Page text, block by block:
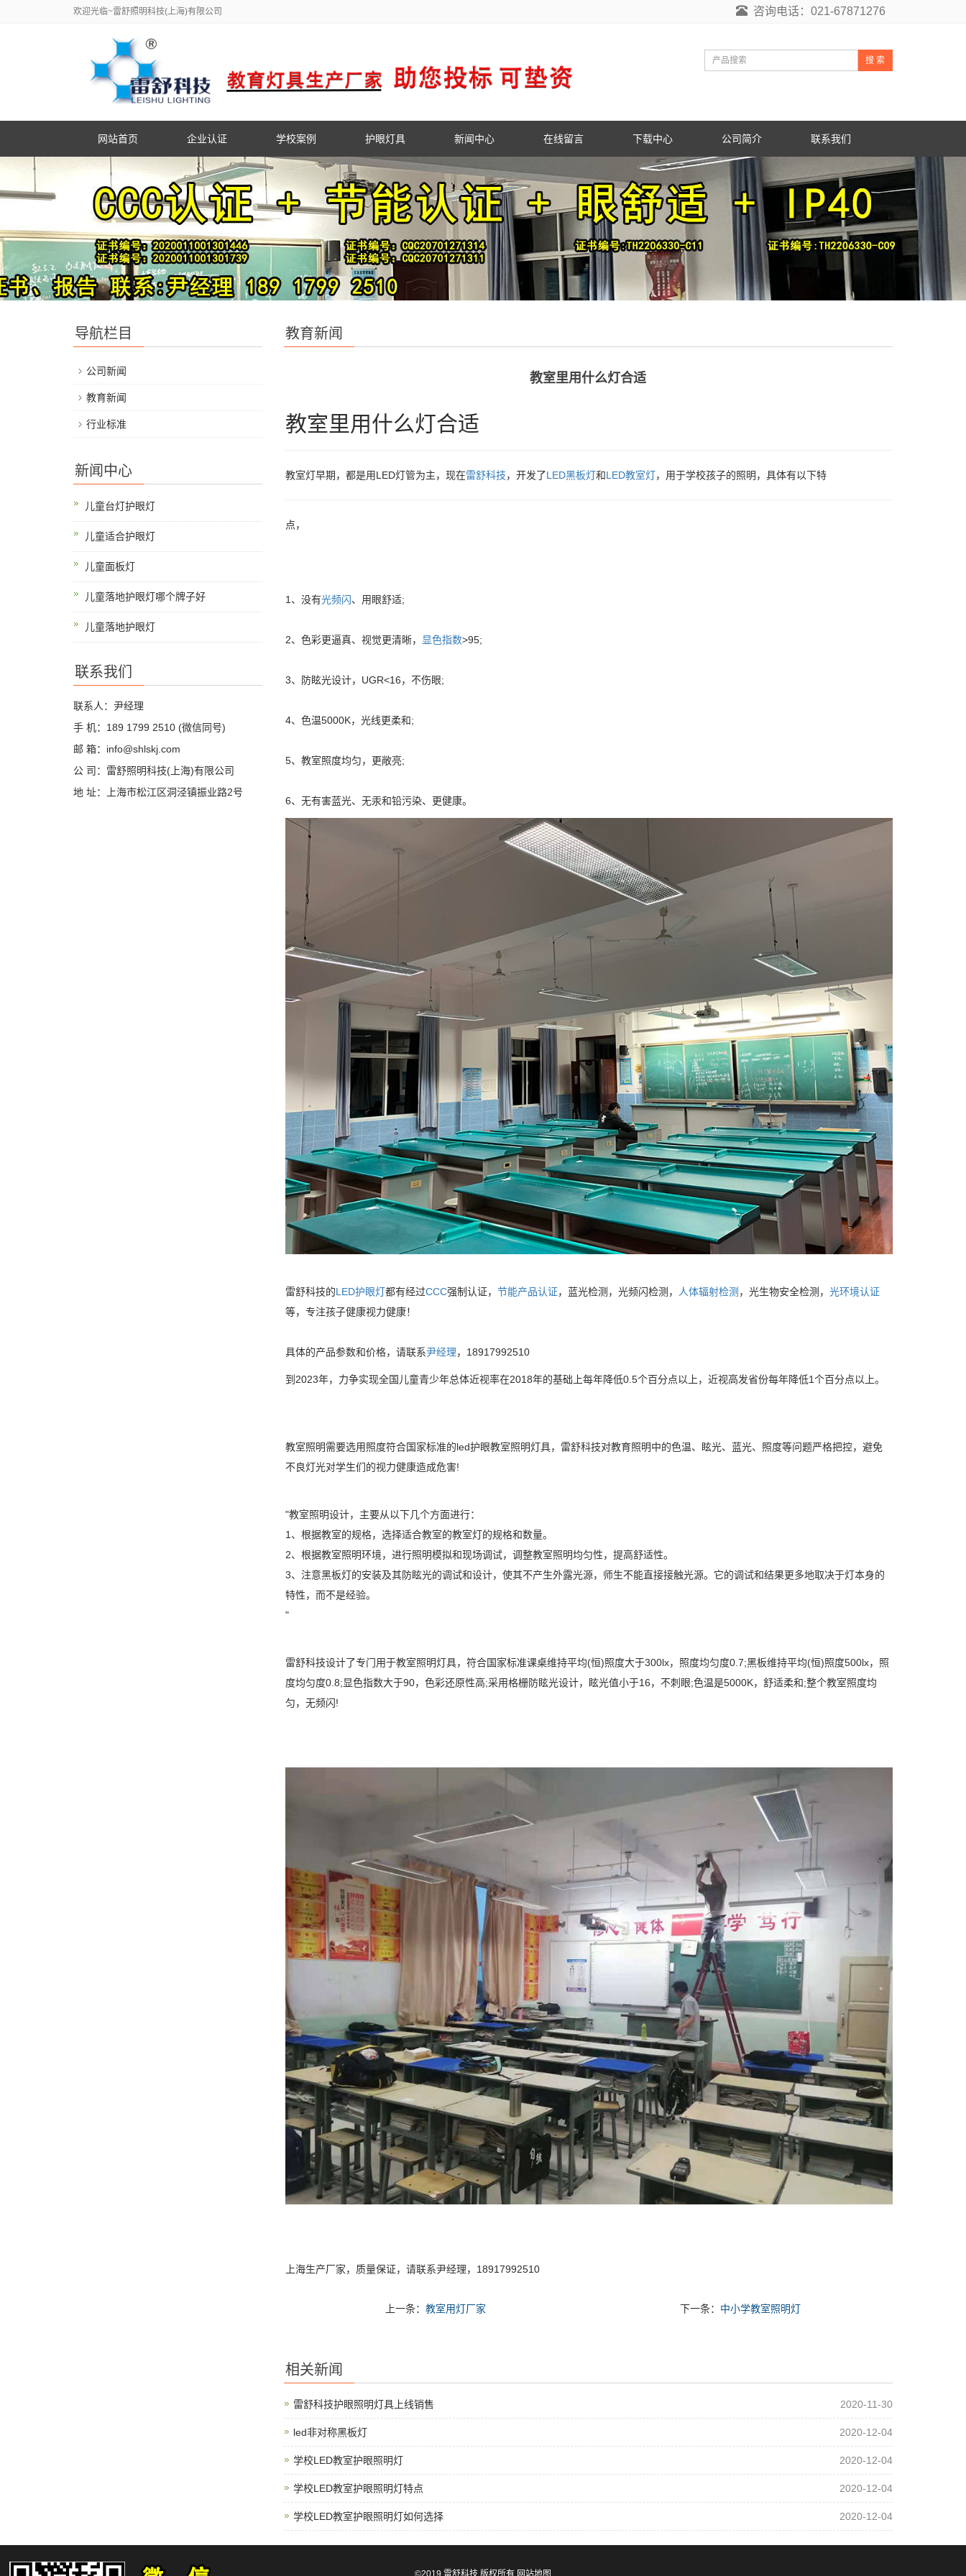
欢迎光临~雷舒照明科技(上海)有限公司 咨询电话：021-67871276
搜 索
网站首页 企业认证 学校案例 护眼灯具 新闻中心 在线留言 下载中心 公司简介 联系我们
教育新闻
教室里用什么灯合适
教室里用什么灯合适
教室灯早期，都是用LED灯管为主，现在雷舒科技，开发了LED黑板灯和LED教室灯，用于学校孩子的照明，具体有以下特
点，
1、没有光频闪、用眼舒适;
2、色彩更逼真、视觉更清晰， 显色指数>95;
3、防眩光设计，UGR<16，不伤眼;
4、色温5000K，光线更柔和;
5、教室照度均匀，更敞亮;
6、无有害蓝光、无汞和铅污染、更健康。
雷舒科技的LED护眼灯都有经过CCC强制认证， 节能产品认证，蓝光检测，光频闪检测， 人体辐射检测 ，光生物安全检测， 光环境认证
等，专注孩子健康视力健康！
具体的产品参数和价格，请联系尹经理，18917992510
到2023年，力争实现全国儿童青少年总体近视率在2018年的基础上每年降低0.5个百分点以上，近视高发省份每年降低1个百分点以上。
教室照明需要选用照度符合国家标准的led护眼教室照明灯具，雷舒科技对教育照明中的色温、眩光、蓝光、照度等问题严格把控，避免
不良灯光对学生们的视力健康造成危害!
"教室照明设计，主要从以下几个方面进行：
1、根据教室的规格，选择适合教室的教室灯的规格和数量。
2、根据教室照明环境，进行照明模拟和现场调试，调整教室照明均匀性，提高舒适性。
3、注意黑板灯的安装及其防眩光的调试和设计，使其不产生外露光源，师生不能直接接触光源。它的调试和结果更多地取决于灯本身的
特性，而不是经验。
"
雷舒科技设计了专门用于教室照明灯具，符合国家标准课桌维持平均(恒)照度大于300lx，照度均匀度0.7;黑板维持平均(恒)照度500lx，照
度均匀度0.8;显色指数大于90，色彩还原性高;采用格栅防眩光设计，眩光值小于16，不刺眼;色温是5000K，舒适柔和;整个教室照度均
匀，无频闪!
上海生产厂家，质量保证，请联系尹经理，18917992510
上一条：教室用灯厂家 下一条： 中小学教室照明灯
相关新闻
雷舒科技护眼照明灯具上线销售 2020-11-30
led非对称黑板灯 2020-12-04
学校LED教室护眼照明灯 2020-12-04
学校LED教室护眼照明灯特点 2020-12-04
学校LED教室护眼照明灯如何选择 2020-12-04
导航栏目
公司新闻
教育新闻
行业标准
新闻中心
儿童台灯护眼灯
儿童适合护眼灯
儿童面板灯
儿童落地护眼灯哪个牌子好
儿童落地护眼灯
联系我们
联系人：尹经理
手 机：189 1799 2510 (微信同号)
邮 箱：info@shlskj.com
公 司：雷舒照明科技(上海)有限公司
地 址：上海市松江区洞泾镇振业路2号
©2019 雷舒科技 版权所有 网站地图